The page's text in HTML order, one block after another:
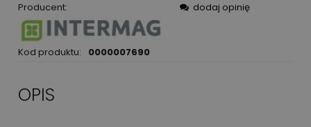
Producent:
Kod produktu: 0000007690
dodaj opinię
OPIS